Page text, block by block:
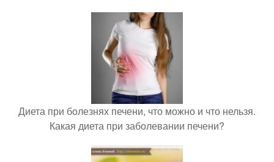
Диета при болезнях печени, что можно и что нельзя.
Какая диета при заболевании печени?